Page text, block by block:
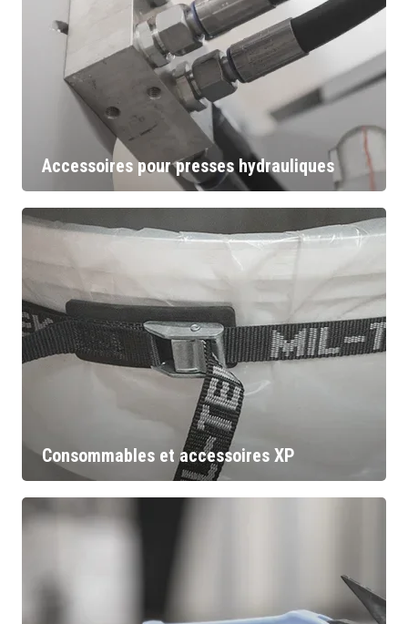
Accessoires pour presses hydrauliques
Consommables et accessoires XP